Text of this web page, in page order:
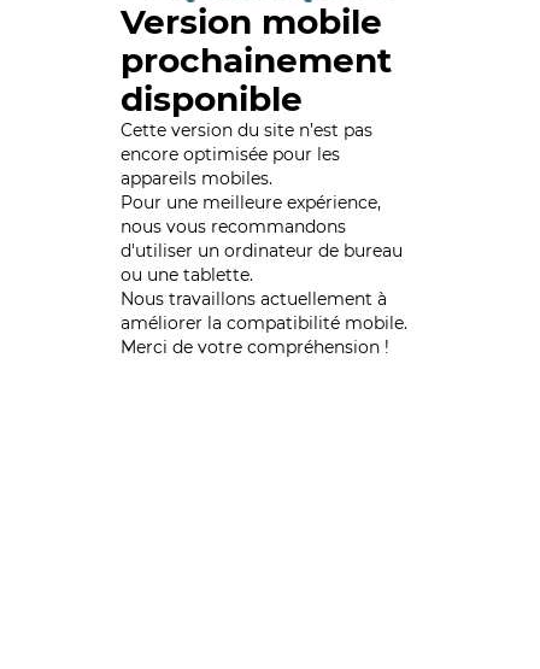
Version mobile
prochainement
disponible
Cette version du site n’est pas
encore optimisée pour les
appareils mobiles.
Pour une meilleure expérience,
nous vous recommandons
d'utiliser un ordinateur de bureau
ou une tablette.
Nous travaillons actuellement à
améliorer la compatibilité mobile.
Merci de votre compréhension !